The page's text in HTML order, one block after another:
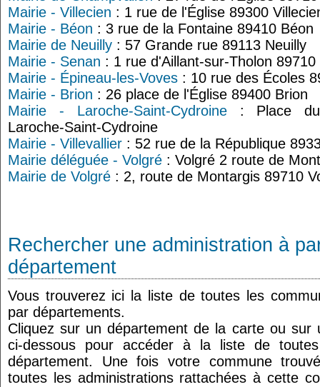
Mairie - Villecien : 1 rue de l'Église 89300
Mairie - Béon : 3 rue de la Fontaine 89410 Béon
Mairie de Neuilly : 57 Grande rue 89113 Neuilly
Mairie - Senan : 1 rue d'Aillant-sur-Tholon 89710
Mairie - Épineau-les-Voves : 10 rue des Écoles
Mairie - Brion : 26 place de l'Église 89400 Brion
Mairie - Laroche-Saint-Cydroine: Place du
Laroche-Saint-Cydroine
Mairie - Villevallier : 52 rue de la République
Mairie déléguée - Volgré : Volgré 2 route de
Mairie de Volgré : 2, route de Montargis 89710
Rechercher une administration à
département
Vous trouverez ici la liste de toutes les
par départements.
Cliquez sur un département de la carte ou sur
ci-dessous pour accéder à la liste de
département. Une fois votre commune
toutes les administrations rattachées à cette